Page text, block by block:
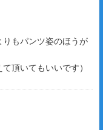
もパンツ姿のほうが
頂いてもいいです）